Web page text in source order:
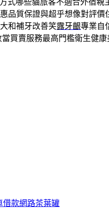
品質保證與超乎想像對評價
和補牙改善笑露牙齦專業自
買賣服務最高門檻衛生健康
借款網路茶葉罐